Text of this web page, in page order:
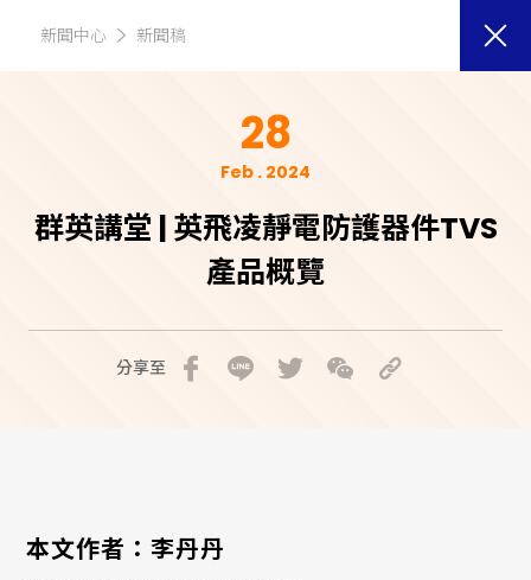
新聞中心 新聞稿
28
Feb . 2024
群英講堂 | 英飛凌靜電防護器件TVS
產品概覽
分享至
本文作者：李丹丹